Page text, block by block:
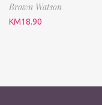
Brown Watson
KM18.90